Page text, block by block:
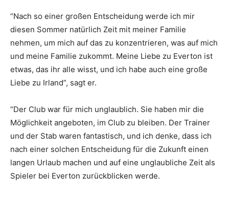
“Nach so einer großen Entscheidung werde ich mir
diesen Sommer natürlich Zeit mit meiner Familie
nehmen, um mich auf das zu konzentrieren, was auf mich
und meine Familie zukommt. Meine Liebe zu Everton ist
etwas, das ihr alle wisst, und ich habe auch eine große
Liebe zu Irland”, sagt er.
“Der Club war für mich unglaublich. Sie haben mir die
Möglichkeit angeboten, im Club zu bleiben. Der Trainer
und der Stab waren fantastisch, und ich denke, dass ich
nach einer solchen Entscheidung für die Zukunft einen
langen Urlaub machen und auf eine unglaubliche Zeit als
Spieler bei Everton zurückblicken werde.